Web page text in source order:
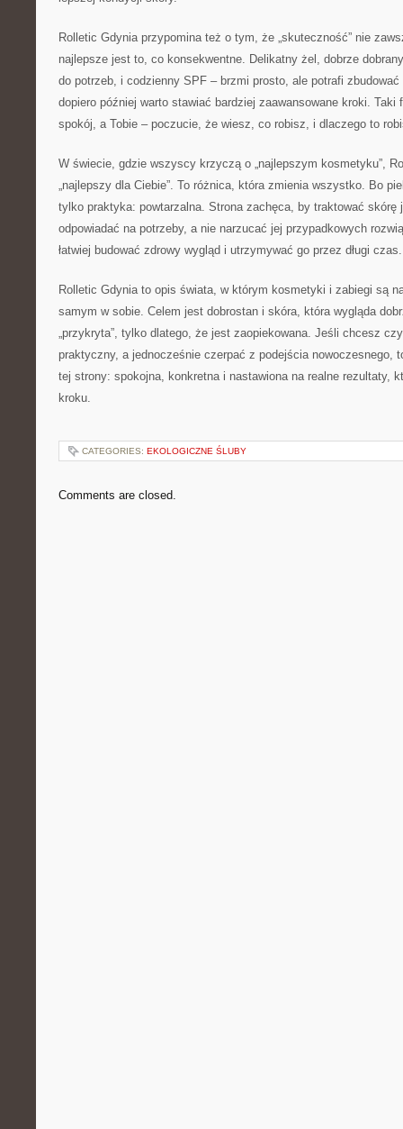
Rolletic Gdynia przypomina też o tym, że „skuteczność” nie
najlepsze jest to, co konsekwentne. Delikatny żel, dobrze
do potrzeb, i codzienny SPF – brzmi prosto, ale potrafi
dopiero później warto stawiać bardziej zaawansowane kroki. Taki
spokój, a Tobie – poczucie, że wiesz, co robisz, i dlaczego to
W świecie, gdzie wszyscy krzyczą o „najlepszym kosmetyku”,
„najlepszy dla Ciebie”. To różnica, która zmienia wszystko. Bo
tylko praktyka: powtarzalna. Strona zachęca, by traktować skórę
odpowiadać na potrzeby, a nie narzucać jej przypadkowych
łatwiej budować zdrowy wygląd i utrzymywać go przez długi czas.
Rolletic Gdynia to opis świata, w którym kosmetyki i zabiegi są
samym w sobie. Celem jest dobrostan i skóra, która wygląda
„przykryta”, tylko dlatego, że jest zaopiekowana. Jeśli chcesz
praktyczny, a jednocześnie czerpać z podejścia nowoczesnego,
tej strony: spokojna, konkretna i nastawiona na realne rezultaty,
kroku.
CATEGORIES: EKOLOGICZNE ŚLUBY
Comments are closed.